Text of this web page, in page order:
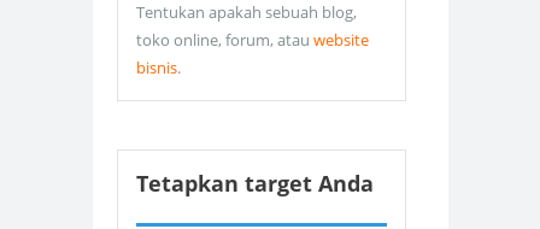
Tentukan apakah sebuah blog,
toko online, forum, atau website
bisnis.
Tetapkan target Anda